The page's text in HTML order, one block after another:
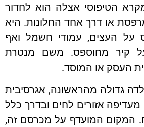
אצלה הוא לחדור
או דרך אחד החלונות. היא
העצים, עמודי חשמל ואף
מחוספס. משם מנטרת
או המוסד.
מהראשונה, אגרסיבית
אזורים לחים ובדרך כלל
המועדף על מכרסם זה,